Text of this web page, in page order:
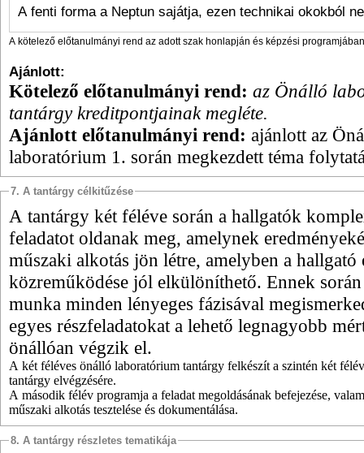
A fenti forma a Neptun sajátja, ezen technikai okokból
A kötelező előtanulmányi rend az adott szak honlapján és képzési
Ajánlott:
Kötelező előtanulmányi rend: az Önálló
tantárgy kreditpontjainak megléte.
Ajánlott előtanulmányi rend: ajánlott az
laboratórium 1. során megkezdett téma
7. A tantárgy célkitűzése
A tantárgy két féléve során a hallgatók
feladatot oldanak meg, amelynek
műszaki alkotás jön létre, amelyben a hallgató
közreműködése jól elkülöníthető. Ennek
munka minden lényeges fázisával
egyes részfeladatokat a lehető legnagyobb
önállóan végzik el.
A két féléves önálló laboratórium tantárgy felkészít a szintén két
tantárgy elvégzésére.
A második félév programja a feladat megoldásának befejezése,
műszaki alkotás tesztelése és dokumentálása.
8. A tantárgy részletes tematikája